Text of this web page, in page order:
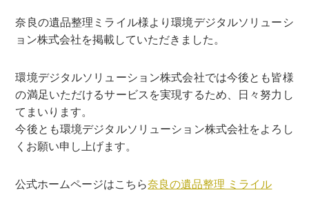
奈良の遺品整理ミライル様より環境デジタルソリューシ
ョン株式会社を掲載していただきました。
環境デジタルソリューション株式会社では今後とも皆様
の満足いただけるサービスを実現するため、日々努力し
てまいります。
今後とも環境デジタルソリューション株式会社をよろし
くお願い申し上げます。
公式ホームページはこちら奈良の遺品整理 ミライル